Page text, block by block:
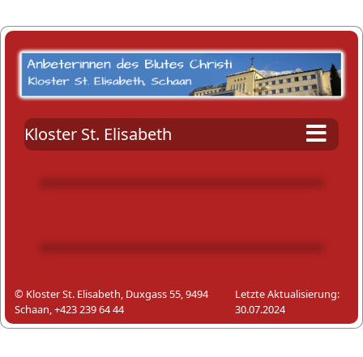
Kloster St. Elisabeth
© Kloster St. Elisabeth, Duxgass 55, 9494
Schaan, +423 239 64 44
Letzte Aktualisierung:
30.07.2024